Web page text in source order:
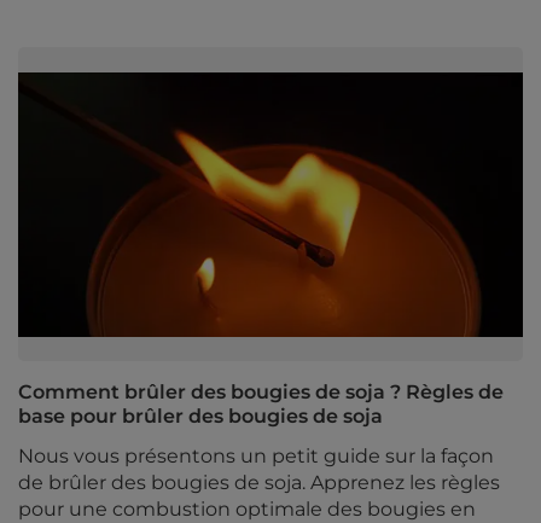
Comment brûler des bougies de soja ? Règles de
base pour brûler des bougies de soja
Nous vous présentons un petit guide sur la façon
de brûler des bougies de soja. Apprenez les règles
pour une combustion optimale des bougies en